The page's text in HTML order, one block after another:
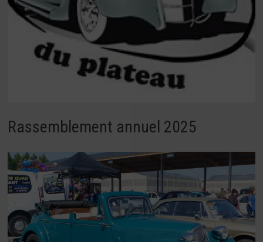
Rassemblement annuel 2025